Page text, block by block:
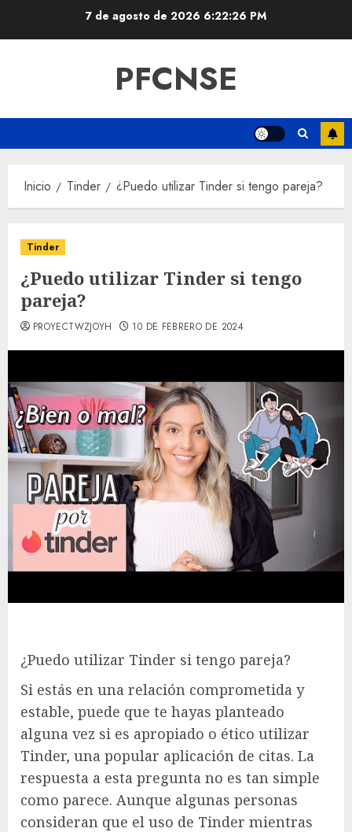
7 de agosto de 2026 6:22:27 PM
PFCNSE
Inicio Tinder ¿Puedo utilizar Tinder si tengo pareja?
Tinder
¿Puedo utilizar Tinder si tengo
pareja?
PROYECTWZJOYH 10 DE FEBRERO DE 2024
¿Puedo utilizar Tinder si tengo pareja?
Si estás en una relación comprometida y
estable, puede que te hayas planteado
alguna vez si es apropiado o ético utilizar
Tinder, una popular aplicación de citas. La
respuesta a esta pregunta no es tan simple
como parece. Aunque algunas personas
consideran que el uso de Tinder mientras